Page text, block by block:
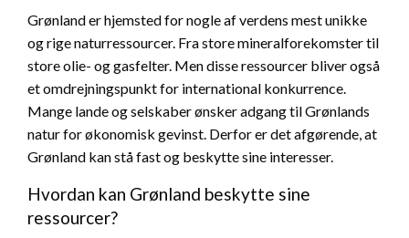
Grønland er hjemsted for nogle af verdens mest unikke
og rige naturressourcer. Fra store mineralforekomster til
store olie- og gasfelter. Men disse ressourcer bliver også
et omdrejningspunkt for international konkurrence.
Mange lande og selskaber ønsker adgang til Grønlands
natur for økonomisk gevinst. Derfor er det afgørende, at
Grønland kan stå fast og beskytte sine interesser.
Hvordan kan Grønland beskytte sine
ressourcer?